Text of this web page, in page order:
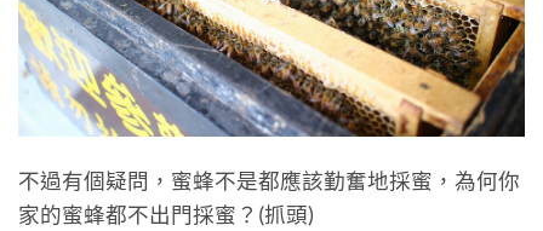
不過有個疑問，蜜蜂不是都應該勤奮地採蜜，為何你
家的蜜蜂都不出門採蜜？(抓頭)